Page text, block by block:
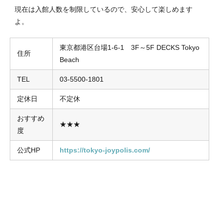
現在は入館人数を制限しているので、安心して楽しめます
よ。
住所
東京都港区台場1-6-1 3F～5F DECKS Tokyo
Beach
TEL 03-5500-1801
定休日 不定休
おすすめ
度
★★★
公式HP https://tokyo-joypolis.com/